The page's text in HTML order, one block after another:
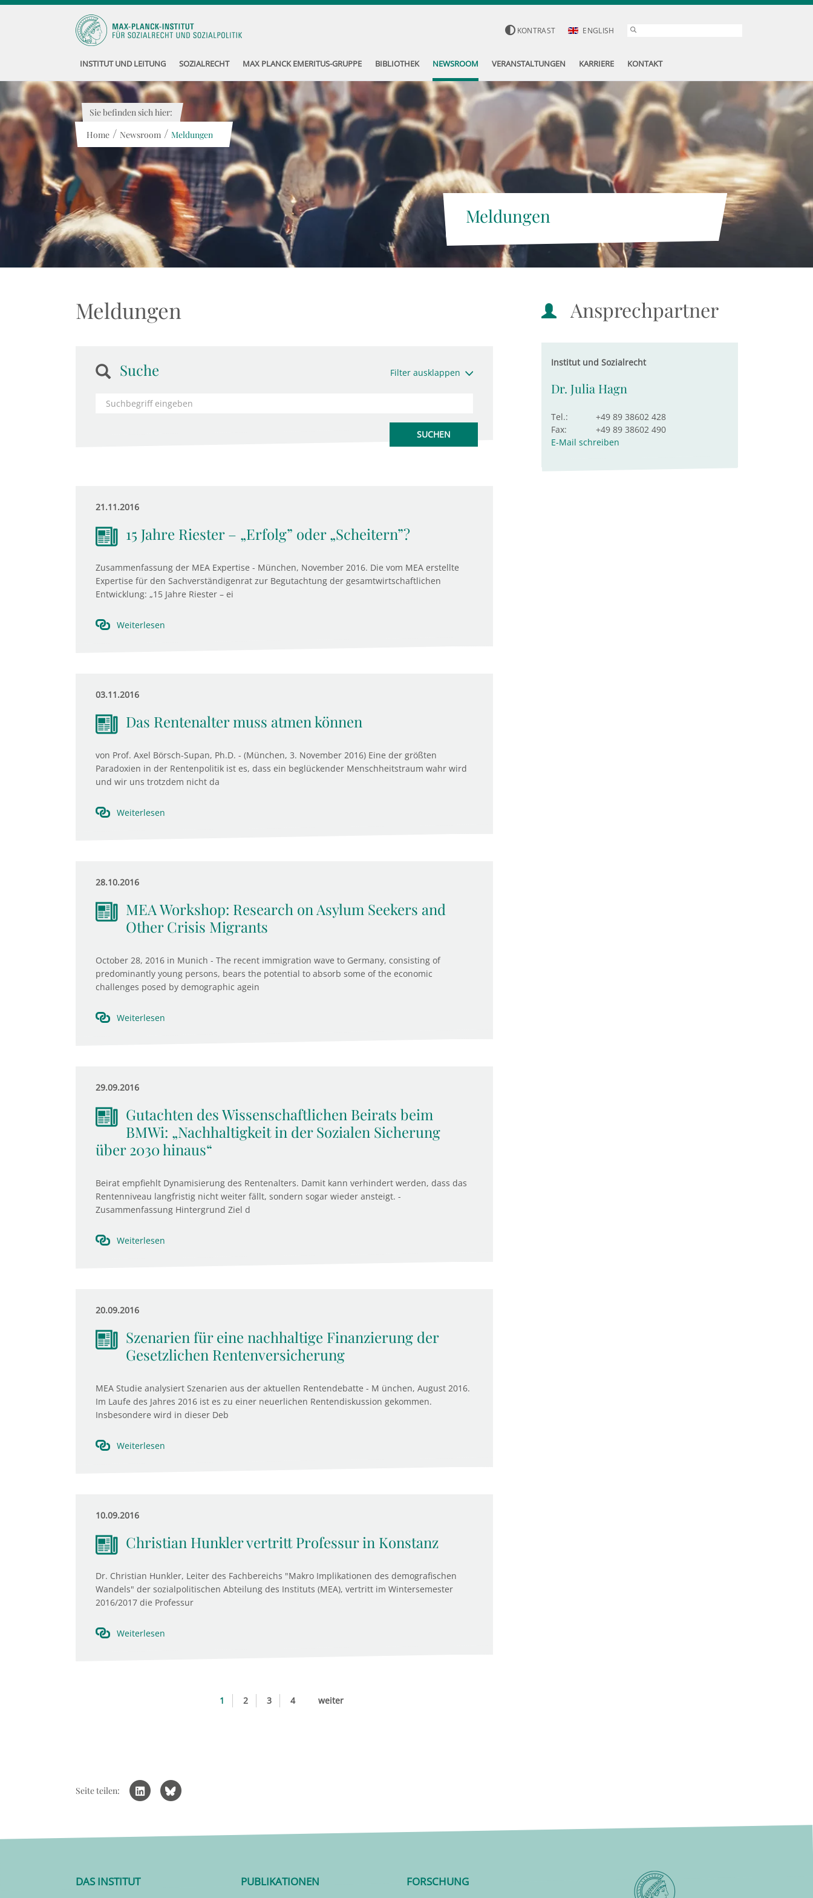
KONTRAST ENGLISH
INSTITUT UND LEITUNG SOZIALRECHT MAX PLANCK EMERITUS-GRUPPE BIBLIOTHEK NEWSROOM VERANSTALTUNGEN KARRIERE KONTAKT
Meldungen
Sie befinden sich hier:
Home / Newsroom / Meldungen
Meldungen
Suche Filter ausklappen
21.11.2016
15 Jahre Riester – „Erfolg” oder „Scheitern”?
Zusammenfassung der MEA Expertise - München, November 2016. Die vom MEA erstellte
Expertise für den Sachverständigenrat zur Begutachtung der gesamtwirtschaftlichen
Entwicklung: „15 Jahre Riester – ei
Weiterlesen
03.11.2016
Das Rentenalter muss atmen können
von Prof. Axel Börsch-Supan, Ph.D. - (München, 3. November 2016) Eine der größten
Paradoxien in der Rentenpolitik ist es, dass ein beglückender Menschheitstraum wahr wird
und wir uns trotzdem nicht da
Weiterlesen
28.10.2016
MEA Workshop: Research on Asylum Seekers and
Other Crisis Migrants
October 28, 2016 in Munich - The recent immigration wave to Germany, consisting of
predominantly young persons, bears the potential to absorb some of the economic
challenges posed by demographic agein
Weiterlesen
29.09.2016
Gutachten des Wissenschaftlichen Beirats beim
BMWi: „Nachhaltigkeit in der Sozialen Sicherung
über 2030 hinaus“
Beirat empfiehlt Dynamisierung des Rentenalters. Damit kann verhindert werden, dass das
Rentenniveau langfristig nicht weiter fällt, sondern sogar wieder ansteigt. -
Zusammenfassung Hintergrund Ziel d
Weiterlesen
20.09.2016
Szenarien für eine nachhaltige Finanzierung der
Gesetzlichen Rentenversicherung
MEA Studie analysiert Szenarien aus der aktuellen Rentendebatte - M ünchen, August 2016.
Im Laufe des Jahres 2016 ist es zu einer neuerlichen Rentendiskussion gekommen.
Insbesondere wird in dieser Deb
Weiterlesen
10.09.2016
Christian Hunkler vertritt Professur in Konstanz
Dr. Christian Hunkler, Leiter des Fachbereichs "Makro Implikationen des demografischen
Wandels" der sozialpolitischen Abteilung des Instituts (MEA), vertritt im Wintersemester
2016/2017 die Professur
Weiterlesen
1 2 3 4 weiter
Ansprechpartner
Institut und Sozialrecht
Dr. Julia Hagn
Tel.:
+49 89 38602 428
Fax:
+49 89 38602 490
E-Mail schreiben
Seite teilen:
DAS INSTITUT PUBLIKATIONEN FORSCHUNG